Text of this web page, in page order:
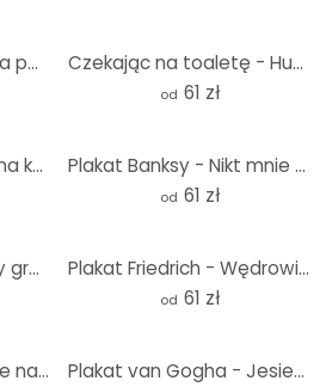
Plakat wschodu słońca pokryty gołębiami - Kværnstrøm Czekając na toaletę - Humorystyczna ilustracja żaby - Royle
od 61 zł
Plakat Heine - Magiczna kostka - Kostka Rubika - Kwadrat Plakat Banksy - Nikt mnie nie lubi
od 61 zł
Plakat Banksy - Gdyby graffiti coś zmieniło Plakat Friedrich - Wędrowiec nad morzem mgły
od 61 zł
Plakat Letnie szczęście nad turkusowym morzem | Plakat podróżniczy - Rivers Plakat van Gogha - Jesienny kwiat migdałowca